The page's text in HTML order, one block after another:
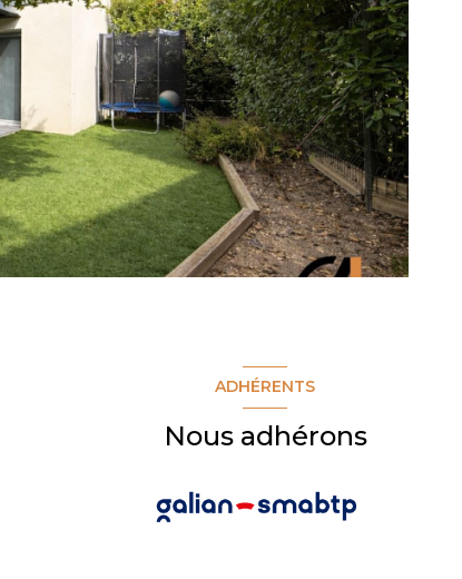
ADHÉRENTS
Nous adhérons